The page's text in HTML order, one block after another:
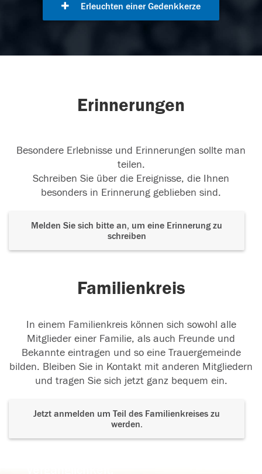
Erleuchten einer Gedenkkerze
Erinnerungen
Besondere Erlebnisse und Erinnerungen sollte man
teilen.
Schreiben Sie über die Ereignisse, die Ihnen
besonders in Erinnerung geblieben sind.
Melden Sie sich bitte an, um eine Erinnerung zu
schreiben
Familienkreis
In einem Familienkreis können sich sowohl alle
Mitglieder einer Familie, als auch Freunde und
Bekannte eintragen und so eine Trauergemeinde
bilden. Bleiben Sie in Kontakt mit anderen Mitgliedern
und tragen Sie sich jetzt ganz bequem ein.
Jetzt anmelden um Teil des Familienkreises zu
werden.